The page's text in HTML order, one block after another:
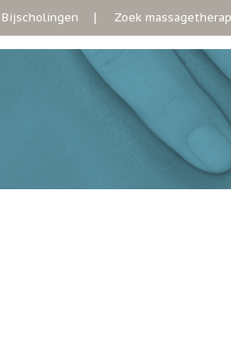
Bijscholingen Zoek